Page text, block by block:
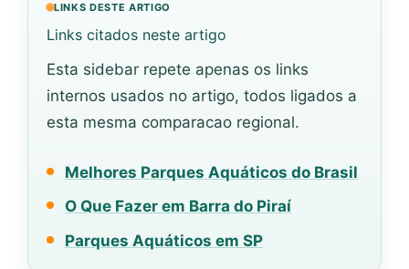
LINKS DESTE ARTIGO
Links citados neste artigo
Esta sidebar repete apenas os links
internos usados no artigo, todos ligados a
esta mesma comparacao regional.
Melhores Parques Aquáticos do Brasil
O Que Fazer em Barra do Piraí
Parques Aquáticos em SP